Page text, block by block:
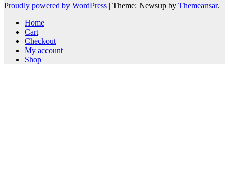
Proudly powered by WordPress | Theme: Newsup by Themeansar.
Home
Cart
Checkout
My account
Shop